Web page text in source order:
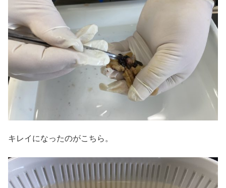
キレイになったのがこちら。